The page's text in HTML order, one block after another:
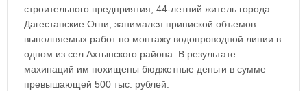
строительного предприятия, 44-летний житель города
Дагестанские Огни, занимался припиской объемов
выполняемых работ по монтажу водопроводной линии в
одном из сел Ахтынского района. В результате
махинаций им похищены бюджетные деньги в сумме
превышающей 500 тыс. рублей.